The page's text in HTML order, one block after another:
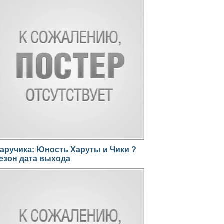
Юность Харуты и Чики ?
дата выхода